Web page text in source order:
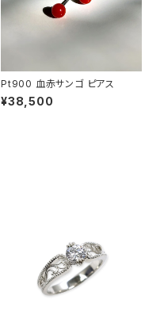
Pt900 血赤サンゴ ピアス
¥38,500